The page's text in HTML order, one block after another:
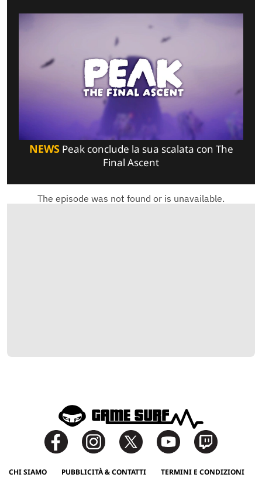
NEWSPeak conclude la sua scalata con The
Final Ascent
CHI SIAMO PUBBLICITÀ & CONTATTI TERMINI E CONDIZIONI